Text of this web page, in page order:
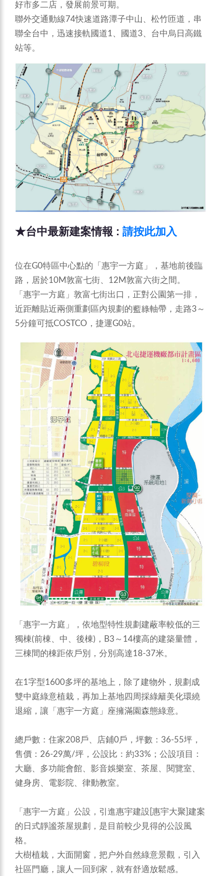
好市多二店，發展前景可期。
聯外交通動線74快速道路潭子中山、松竹匝道，串
聯全台中，迅速接軌國道1、國道3、台中烏日高鐵
站等。
★台中最新建案情報 : 請按此加入
位在G0特區中心點的「惠宇一方庭」，基地前後臨
路，居於10M敦富七街、12M敦富六街之間。
「惠宇一方庭」敦富七街出口，正對公園第一排，
近距離貼近兩側重劃區內規劃的藍綠軸帶，走路3～
5分鐘可抵COSTCO，捷運G0站。
「惠宇一方庭」，依地型特性規劃建蔽率較低的三
獨棟(前棟、中、後棟)，B3～14樓高的建築量體，
三棟間的棟距依戶別，分別高達18-37米。
在1字型1600多坪的基地上，除了建物外，規劃成
雙中庭綠意植栽，再加上基地四周採綠籬美化環繞
退縮，讓「惠宇一方庭」座擁滿園森態綠意。
總戶數：住家208戶、店鋪0戶，坪數：36-55坪，
售價：26-29萬/坪，公設比：約33%；公設項目：
大廳、多功能會館、影音娛樂室、茶屋、閱覽室、
健身房、電影院、律動教室。
「惠宇一方庭」公設，引進惠宇建設[惠宇大聚]建案
的日式靜謐茶屋規劃，是目前較少見得的公設風
格。
大樹植栽，大面開窗，把户外自然綠意景觀，引入
社區門廳，讓人一回到家，就有舒適放鬆感。